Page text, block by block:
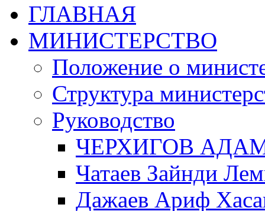
ГЛАВНАЯ
МИНИСТЕРСТВО
Положение о
Структура
Руководство
ЧЕРХИГОВ
Чатаев Зайнди
Дажаев Ариф